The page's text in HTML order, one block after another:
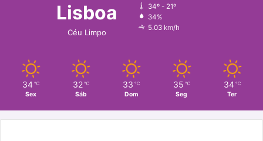
Lisboa
Céu Limpo
34º - 21º
34%
5.03 km/h
34 ℃
Sex
32 ℃
Sáb
33 ℃
Dom
35 ℃
Seg
34 ℃
Ter